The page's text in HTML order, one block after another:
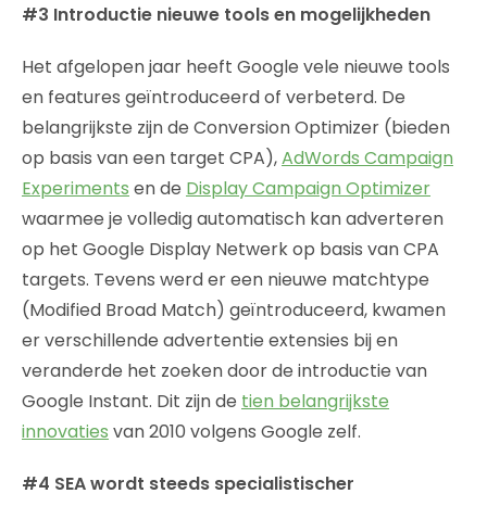
#3 Introductie nieuwe tools en mogelijkheden
Het afgelopen jaar heeft Google vele nieuwe tools
en features geïntroduceerd of verbeterd. De
belangrijkste zijn de Conversion Optimizer (bieden
op basis van een target CPA),AdWords Campaign
Experiments en de Display Campaign Optimizer
waarmee je volledig automatisch kan adverteren
op het Google Display Netwerk op basis van CPA
targets. Tevens werd er een nieuwe matchtype
(Modified Broad Match) geïntroduceerd, kwamen
er verschillende advertentie extensies bij en
veranderde het zoeken door de introductie van
Google Instant. Dit zijn de tien belangrijkste
innovaties van 2010 volgens Google zelf.
#4 SEA wordt steeds specialistischer